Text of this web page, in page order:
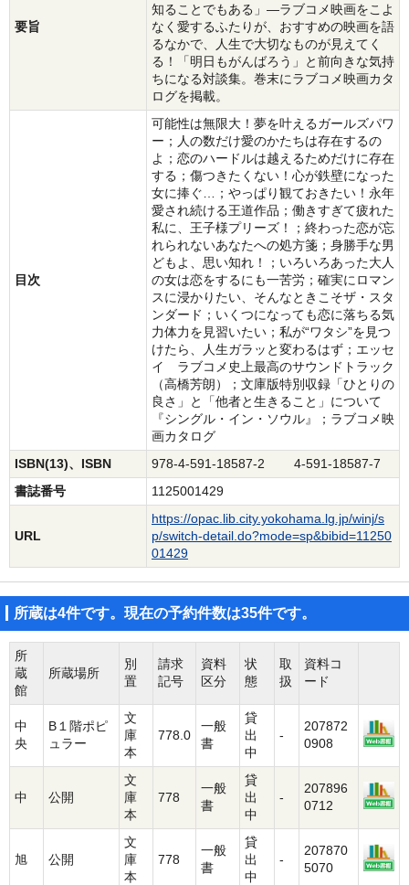
要旨
知ることでもある」―ラブコメ映画をこよ
なく愛するふたりが、おすすめの映画を語
るなかで、人生で大切なものが見えてく
る！「明日もがんばろう」と前向きな気持
ちになる対談集。巻末にラブコメ映画カタ
ログを掲載。
目次
可能性は無限大！夢を叶えるガールズパワ
ー；人の数だけ愛のかたちは存在するの
よ；恋のハードルは越えるためだけに存在
する；傷つきたくない！心が鉄壁になった
女に捧ぐ…；やっぱり観ておきたい！永年
愛され続ける王道作品；働きすぎて疲れた
私に、王子様プリーズ！；終わった恋が忘
れられないあなたへの処方箋；身勝手な男
どもよ、思い知れ！；いろいろあった大人
の女は恋をするにも一苦労；確実にロマン
スに浸かりたい、そんなときこそザ・スタ
ンダード；いくつになっても恋に落ちる気
力体力を見習いたい；私が“ワタシ”を見つ
けたら、人生ガラッと変わるはず；エッセ
イ ラブコメ史上最高のサウンドトラック
（高橋芳朗）；文庫版特別収録「ひとりの
良さ」と「他者と生きること」について
『シングル・イン・ソウル』；ラブコメ映
画カタログ
ISBN(13)、ISBN
978-4-591-18587-2 4-591-18587-7
書誌番号
1125001429
URL
https://opac.lib.city.yokohama.lg.jp/winj/s
p/switch-detail.do?mode=sp&bibid=11250
01429
所蔵は4件です。現在の予約件数は35件です。
所
蔵
館
所蔵場所
別
置
請求
記号
資料
区分
状
態
取
扱
資料コ
ード
中
央
B１階ポピ
ュラー
文
庫
本
778.0
一般
書
貸
出
中
-
207872
0908
中 公開
文
庫
本
778
一般
書
貸
出
中
-
207896
0712
旭 公開
文
庫
本
778
一般
書
貸
出
中
-
207870
5070